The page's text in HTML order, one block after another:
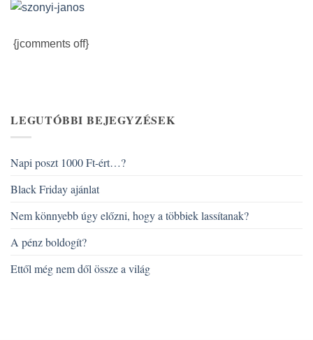
{jcomments off}
LEGUTÓBBI BEJEGYZÉSEK
Napi poszt 1000 Ft-ért…?
Black Friday ajánlat
Nem könnyebb úgy előzni, hogy a többiek lassítanak?
A pénz boldogít?
Ettől még nem dől össze a világ